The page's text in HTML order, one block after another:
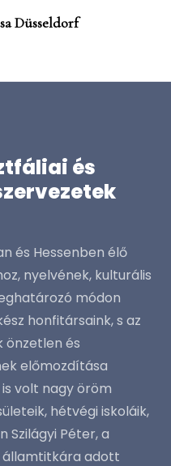
Düsseldorf
és
és Hessenben élő
nyelvének, kulturális
módon
honfitársaink, s az
és
előmozdítása
volt nagy öröm
hétvégi iskoláik,
Szilágyi Péter, a
államtitkára adott